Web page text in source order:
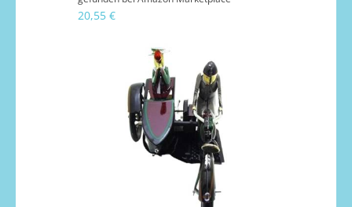
20,55 €